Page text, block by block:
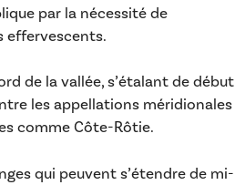
par la nécessité de
effervescents.
de la vallée, s’étalant de début
les appellations méridionales
comme Côte-Rôtie.
qui peuvent s’étendre de mi-